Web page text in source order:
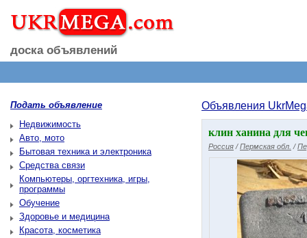
доска объявлений
Подать объявление
Недвижимость
Авто, мото
Бытовая техника и электроника
Средства связи
Компьютеры, оргтехника, игры,
программы
Обучение
Здоровье и медицина
Красота, косметика
Объявления
клин ханина для
Россия /Пермская обл. /